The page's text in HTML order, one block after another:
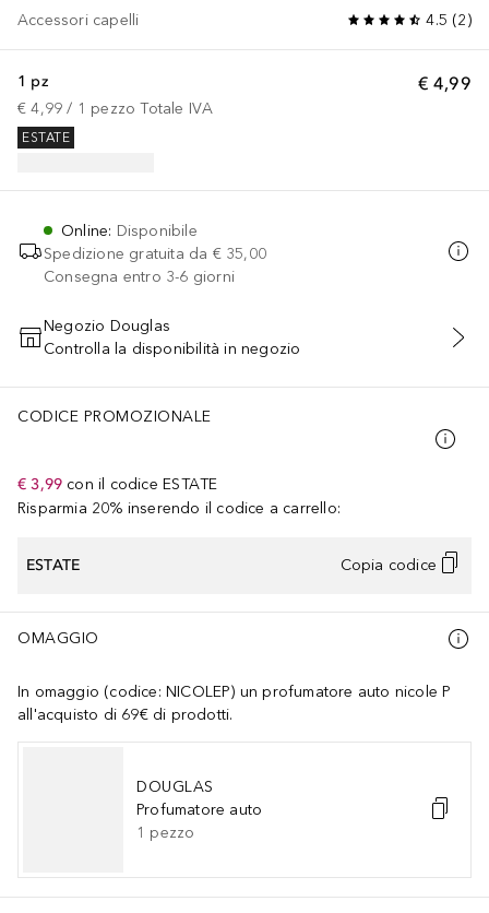
Accessori capelli 4.5 (2)
€ 4,99
1 pz
€ 4,99 / 1 pezzo Totale IVA
ESTATE
Online: Disponibile
Spedizione gratuita da € 35,00
Consegna entro 3-6 giorni
AGGIUNGI AL CARRELLO
Negozio Douglas
Controlla la disponibilità in negozio
CODICE PROMOZIONALE
€ 3,99 con il codice ESTATE
Risparmia 20% inserendo il codice a carrello:
ESTATE Copia codice
OMAGGIO
In omaggio (codice: NICOLEP) un profumatore auto nicole P
all'acquisto di 69€ di prodotti.
DOUGLAS
Profumatore auto
1 pezzo